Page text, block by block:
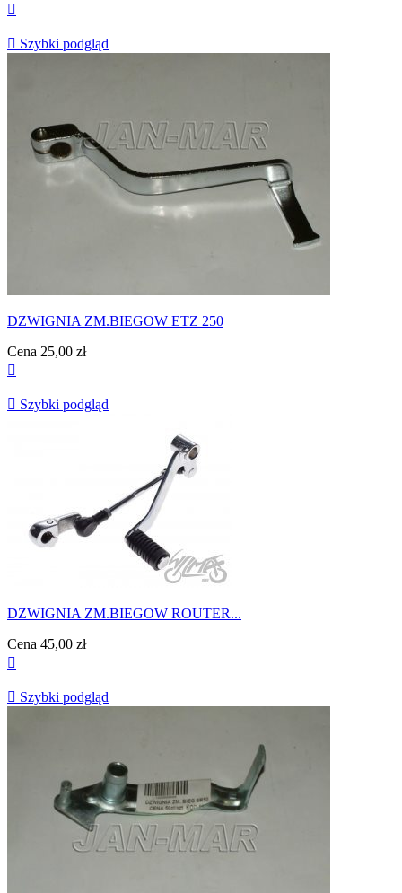

 Szybki podgląd
DZWIGNIA ZM.BIEGOW ETZ 250
Cena 25,00 zł

 Szybki podgląd
DZWIGNIA ZM.BIEGOW ROUTER...
Cena 45,00 zł

 Szybki podgląd